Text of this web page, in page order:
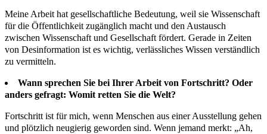
Meine Arbeit hat gesellschaftliche Bedeutung, weil sie Wissenschaft
für die Öffentlichkeit zugänglich macht und den Austausch
zwischen Wissenschaft und Gesellschaft fördert. Gerade in Zeiten
von Desinformation ist es wichtig, verlässliches Wissen verständlich
zu vermitteln.
Wann sprechen Sie bei Ihrer Arbeit von Fortschritt? Oder
anders gefragt: Womit retten Sie die Welt?
Fortschritt ist für mich, wenn Menschen aus einer Ausstellung gehen
und plötzlich neugierig geworden sind. Wenn jemand merkt: „Ah,